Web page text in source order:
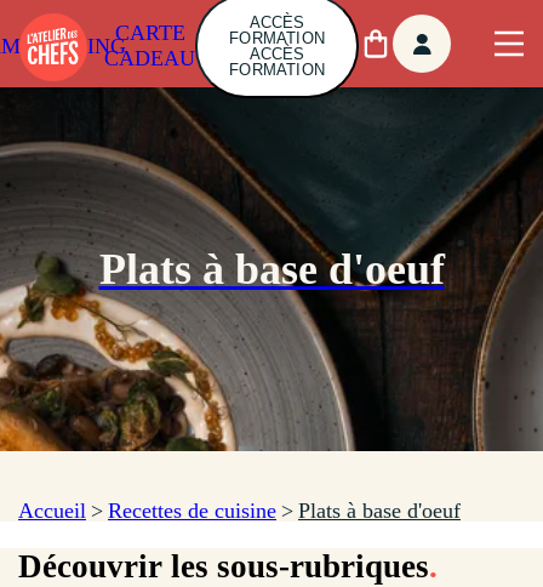
CARTE
CADEAU
ACCÈS
FORMATION
ACCÈS
FORMATION
Plats à base d'oeuf
Accueil > Recettes de cuisine > Plats à base d'oeuf
Découvrir les sous-rubriques.
Oeufs brouillés
Oeufs au plat
Oeufs à la coque
Oeufs en meurette
Piperades
Brouillades d'oeufs